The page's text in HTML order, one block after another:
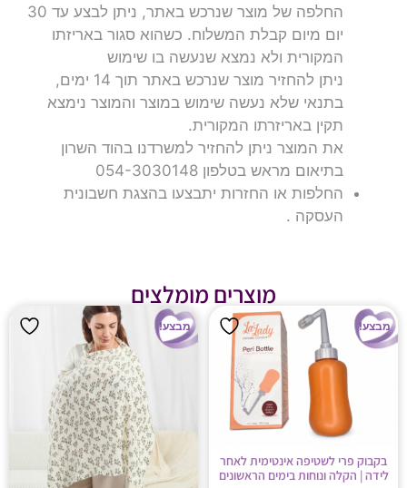
החלפה של מוצר שנרכש באתר, ניתן לבצע עד 30
יום מיום קבלת המשלוח. כשהוא סגור באריזתו
המקורית ולא נמצא שנעשה בו שימוש
ניתן להחזיר מוצר שנרכש באתר תוך 14 ימים,
בתנאי שלא נעשה שימוש במוצר והמוצר נימצא
תקין באריזרתו המקורית.
את המוצר ניתן להחזיר למשרדנו בהוד השרון
בתיאום מראש בטלפון 054-3030148
החלפות או החזרות יתבצעו בהצגת חשבונית
העסקה .
מוצרים מומלצים
מבצע!
בקבוק פרי לשטיפה אינטימית לאחר
לידה | הקלה ונוחות בימים הראשונים
מבצע!